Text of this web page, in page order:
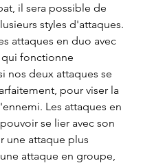
il sera possible de
styles d'attaques.
attaques en duo avec
fonctionne
nos deux attaques se
pour viser la
Les attaques en
se lier avec son
une attaque plus
attaque en groupe,